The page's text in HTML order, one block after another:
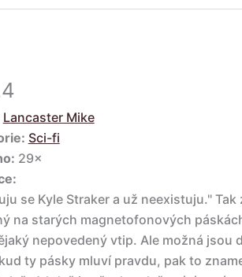
Lancaster Mike
Sci-fi
29×
se Kyle Straker a už neexistuju."
na starých magnetofonových
nepovedený vtip. Ale možná jsou
ty pásky mluví pravdu, pak to